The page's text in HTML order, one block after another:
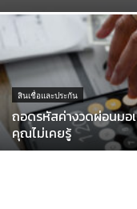
สินเชื่อและประกัน
ถอดรหัสค่างวดผ่อนมอ
คุณไม่เคยรู้